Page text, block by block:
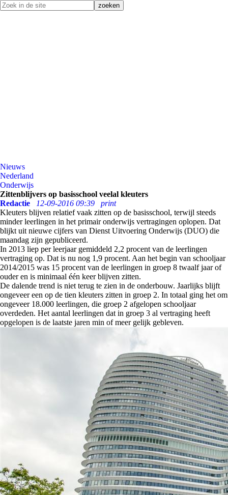
Nieuws
Nederland
Onderwijs
Zittenblijvers op basisschool veelal kleuters
Redactie
12-09-2016 09:39
print
Kleuters blijven relatief vaak zitten op de basisschool, terwijl steeds
minder leerlingen in het primair onderwijs vertragingen oplopen. Dat
blijkt uit nieuwe cijfers van Dienst Uitvoering Onderwijs (DUO) die
maandag zijn gepubliceerd.
In 2013 liep per leerjaar gemiddeld 2,2 procent van de leerlingen
vertraging op. Dat is nu nog 1,9 procent. Aan het begin van schooljaar
2014/2015 was 15 procent van de leerlingen in groep 8 twaalf jaar of
ouder en is minimaal één keer blijven zitten.
De dalende trend is niet terug te zien in de onderbouw. Jaarlijks blijft
ongeveer een op de tien kleuters zitten in groep 2. In totaal ging het om
ongeveer 18.000 leerlingen, die groep 2 afgelopen schooljaar
overdeden. Het aantal leerlingen dat in groep 3 al vertraging heeft
opgelopen is de laatste jaren min of meer gelijk gebleven.